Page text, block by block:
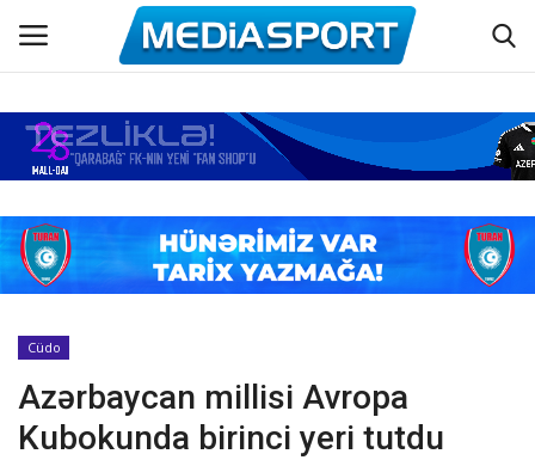
Əsas
Azərbaycan futbolu
Maraqlı
Əlaqə
Haqqımızda
Cüdo
Azərbaycan millisi Avropa
Kubokunda birinci yeri tutdu